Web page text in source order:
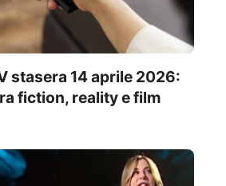
stasera 14 aprile 2026:
fiction, reality e film